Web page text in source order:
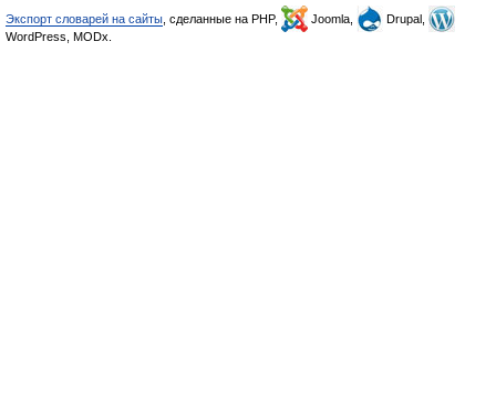
Экспорт словарей на сайты , сделанные на PHP, Joomla,
Drupal,
WordPress, MODx.